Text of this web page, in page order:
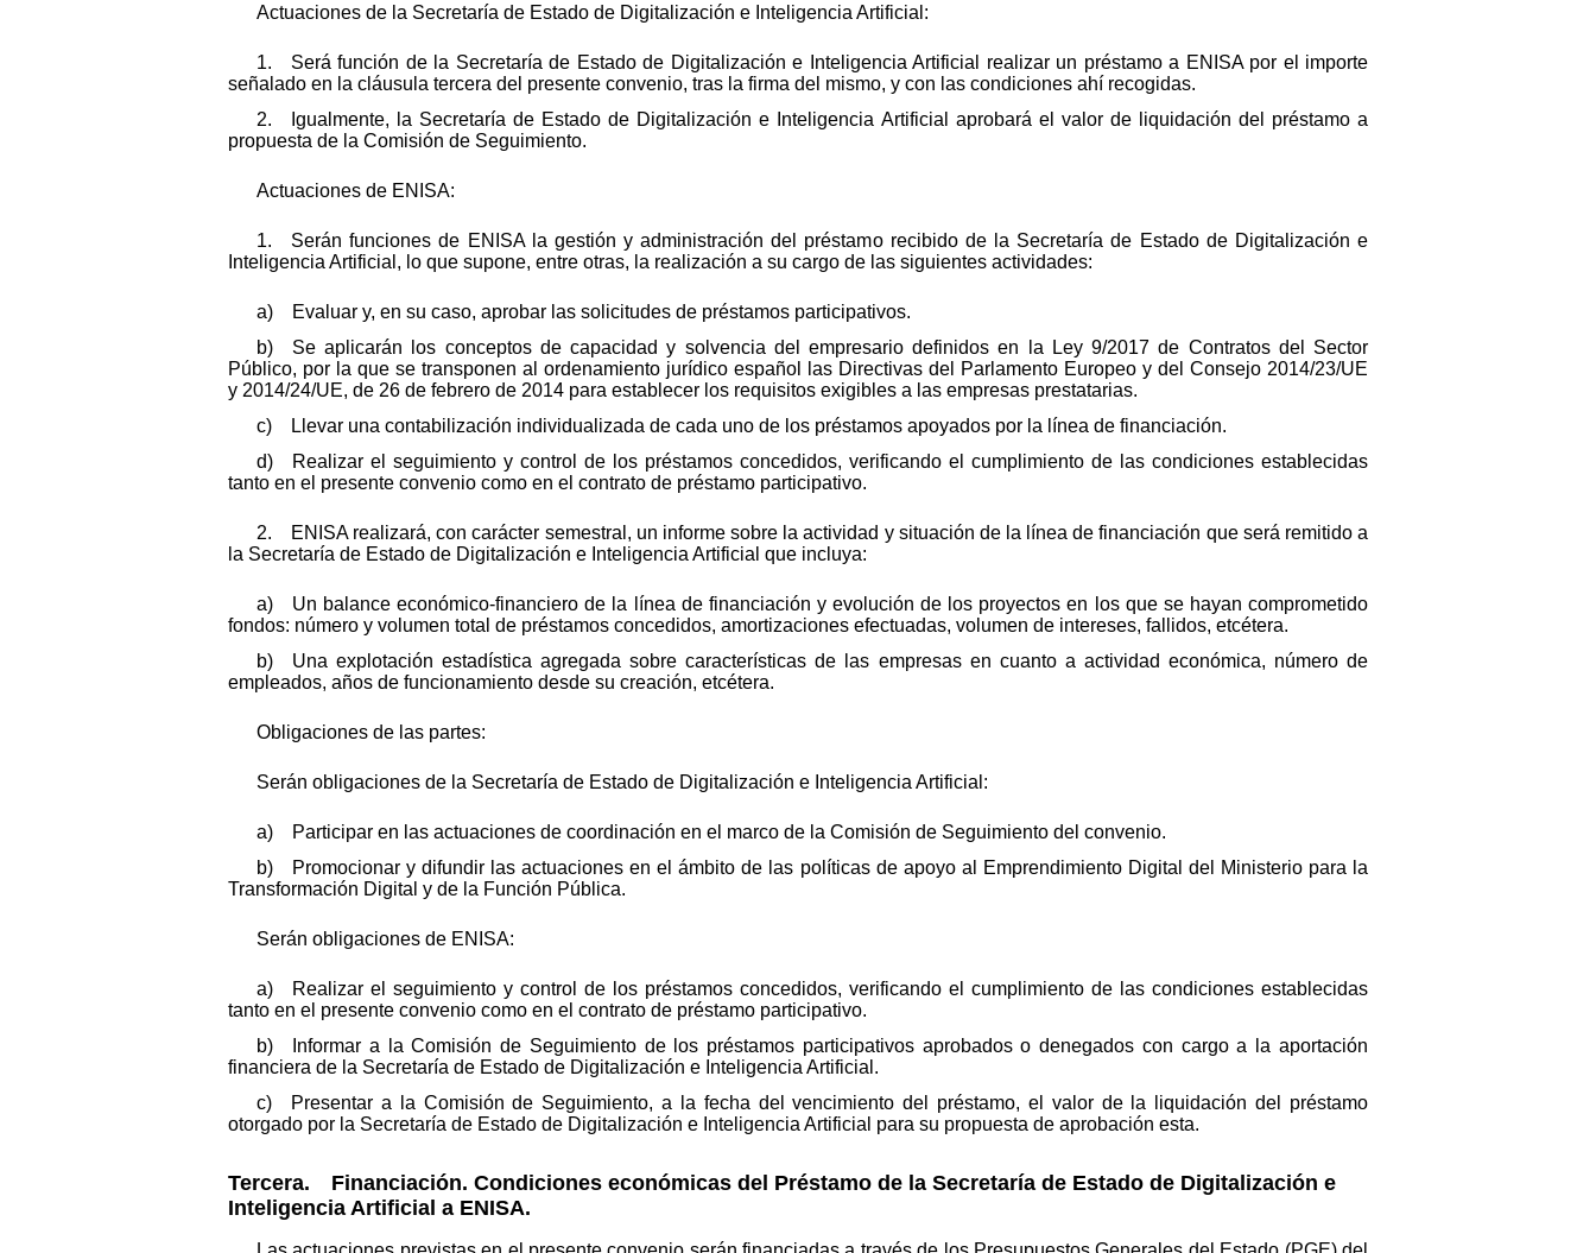
Actuaciones de la Secretaría de Estado de Digitalización e Inteligencia Artificial:
1. Será función de la Secretaría de Estado de Digitalización e Inteligencia Artificial realizar un préstamo a ENISA por el importe
señalado en la cláusula tercera del presente convenio, tras la firma del mismo, y con las condiciones ahí recogidas.
2. Igualmente, la Secretaría de Estado de Digitalización e Inteligencia Artificial aprobará el valor de liquidación del préstamo a
propuesta de la Comisión de Seguimiento.
Actuaciones de ENISA:
1. Serán funciones de ENISA la gestión y administración del préstamo recibido de la Secretaría de Estado de Digitalización e
Inteligencia Artificial, lo que supone, entre otras, la realización a su cargo de las siguientes actividades:
a) Evaluar y, en su caso, aprobar las solicitudes de préstamos participativos.
b) Se aplicarán los conceptos de capacidad y solvencia del empresario definidos en la Ley 9/2017 de Contratos del Sector
Público, por la que se transponen al ordenamiento jurídico español las Directivas del Parlamento Europeo y del Consejo 2014/23/UE
y 2014/24/UE, de 26 de febrero de 2014 para establecer los requisitos exigibles a las empresas prestatarias.
c) Llevar una contabilización individualizada de cada uno de los préstamos apoyados por la línea de financiación.
d) Realizar el seguimiento y control de los préstamos concedidos, verificando el cumplimiento de las condiciones establecidas
tanto en el presente convenio como en el contrato de préstamo participativo.
2. ENISA realizará, con carácter semestral, un informe sobre la actividad y situación de la línea de financiación que será remitido a
la Secretaría de Estado de Digitalización e Inteligencia Artificial que incluya:
a) Un balance económico-financiero de la línea de financiación y evolución de los proyectos en los que se hayan comprometido
fondos: número y volumen total de préstamos concedidos, amortizaciones efectuadas, volumen de intereses, fallidos, etcétera.
b) Una explotación estadística agregada sobre características de las empresas en cuanto a actividad económica, número de
empleados, años de funcionamiento desde su creación, etcétera.
Obligaciones de las partes:
Serán obligaciones de la Secretaría de Estado de Digitalización e Inteligencia Artificial:
a) Participar en las actuaciones de coordinación en el marco de la Comisión de Seguimiento del convenio.
b) Promocionar y difundir las actuaciones en el ámbito de las políticas de apoyo al Emprendimiento Digital del Ministerio para la
Transformación Digital y de la Función Pública.
Serán obligaciones de ENISA:
a) Realizar el seguimiento y control de los préstamos concedidos, verificando el cumplimiento de las condiciones establecidas
tanto en el presente convenio como en el contrato de préstamo participativo.
b) Informar a la Comisión de Seguimiento de los préstamos participativos aprobados o denegados con cargo a la aportación
financiera de la Secretaría de Estado de Digitalización e Inteligencia Artificial.
c) Presentar a la Comisión de Seguimiento, a la fecha del vencimiento del préstamo, el valor de la liquidación del préstamo
otorgado por la Secretaría de Estado de Digitalización e Inteligencia Artificial para su propuesta de aprobación esta.
Tercera. Financiación. Condiciones económicas del Préstamo de la Secretaría de Estado de Digitalización e
Inteligencia Artificial a ENISA.